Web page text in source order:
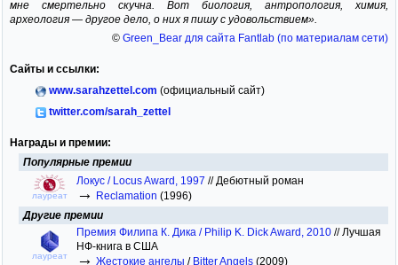
мне смертельно скучна. Вот биология, антропология, химия,
археология — другое дело, о них я пишу с удовольствием».
© Green_Bear для сайта Fantlab (по материалам сети)
Сайты и ссылки:
www.sarahzettel.com (официальный сайт)
twitter.com/sarah_zettel
Награды и премии:
Популярные премии
лауреат
Локус / Locus Award, 1997 //Дебютный роман
→ Reclamation (1996)
Другие премии
лауреат
Премия Филипа К. Дика / Philip K. Dick Award, 2010 //Лучшая
НФ-книга в США
→ Жестокие ангелы / Bitter Angels (2009)